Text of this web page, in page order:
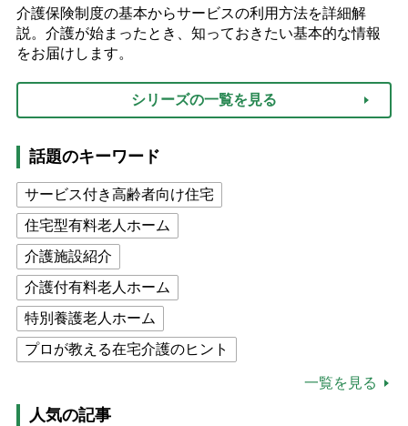
介護保険制度の基本からサービスの利用方法を詳細解
説。介護が始まったとき、知っておきたい基本的な情報
をお届けします。
シリーズの一覧を見る
話題のキーワード
サービス付き高齢者向け住宅
住宅型有料老人ホーム
介護施設紹介
介護付有料老人ホーム
特別養護老人ホーム
プロが教える在宅介護のヒント
高木ブー
ケアマネジャー
一覧を見る
人気の記事